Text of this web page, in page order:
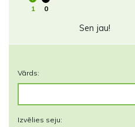
1 0
Sen jau!
Vārds:
Izvēlies seju: